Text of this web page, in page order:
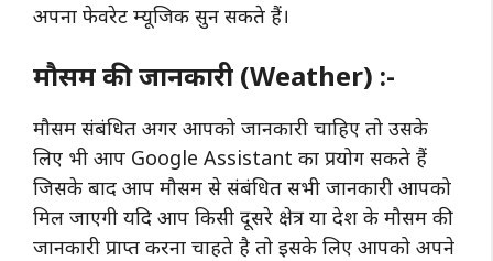
अपना फेवरेट म्यूजिक सुन सकते हैं।
मौसम की जानकारी (Weather) :-
मौसम संबंधित अगर आपको जानकारी चाहिए तो उसके
लिए भी आप Google Assistant का प्रयोग सकते हैं
जिसके बाद आप मौसम से संबंधित सभी जानकारी आपको
मिल जाएगी यदि आप किसी दूसरे क्षेत्र या देश के मौसम की
जानकारी प्राप्त करना चाहते है तो इसके लिए आपको अपने